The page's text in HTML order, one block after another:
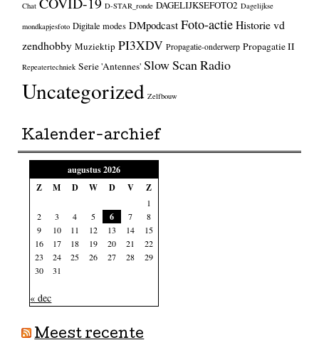
Chat D-STAR_ronde DAGELIJKSEFOTO2 Dagelijkse
mondkapjesfoto Digitale modes DMpodcast Foto-actieHistorie vd
zendhobby Muziektip PI3XDV Propagatie-onderwerp Propagatie II
Repeatertechniek Serie 'Antennes' Slow Scan Radio
Uncategorized Zelfbouw
Kalender-archief
augustus 2026
Z
M D W D V Z
1
2
3 4 5 6 7
8
9
10 11 12 13 14
15
16
17 18 19 20 21
22
23
24 25 26 27 28
29
30
31
« dec
Meest recente